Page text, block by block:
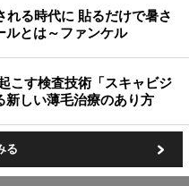
る時代に 貼るだけで暑さ
ルとは～ファンケル
こす検査技術「スキャビジ
新しい薄毛治療のあり方
る